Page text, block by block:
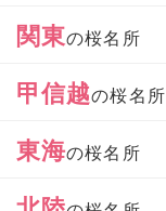
関東の桜名所
甲信越の桜名所
東海の桜名所